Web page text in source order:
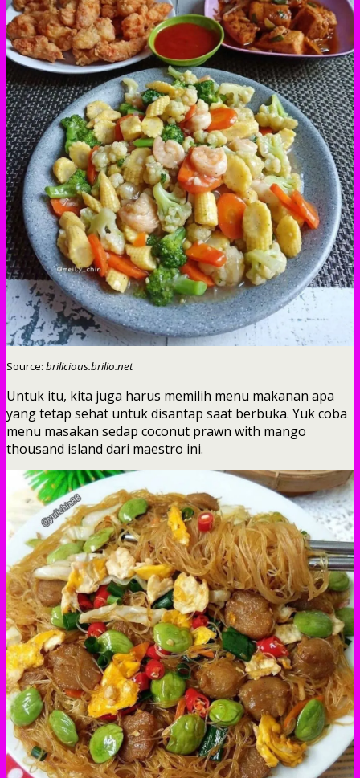
Source: brilicious.brilio.net
Untuk itu, kita juga harus memilih menu makanan apa
yang tetap sehat untuk disantap saat berbuka. Yuk coba
menu masakan sedap coconut prawn with mango
thousand island dari maestro ini.